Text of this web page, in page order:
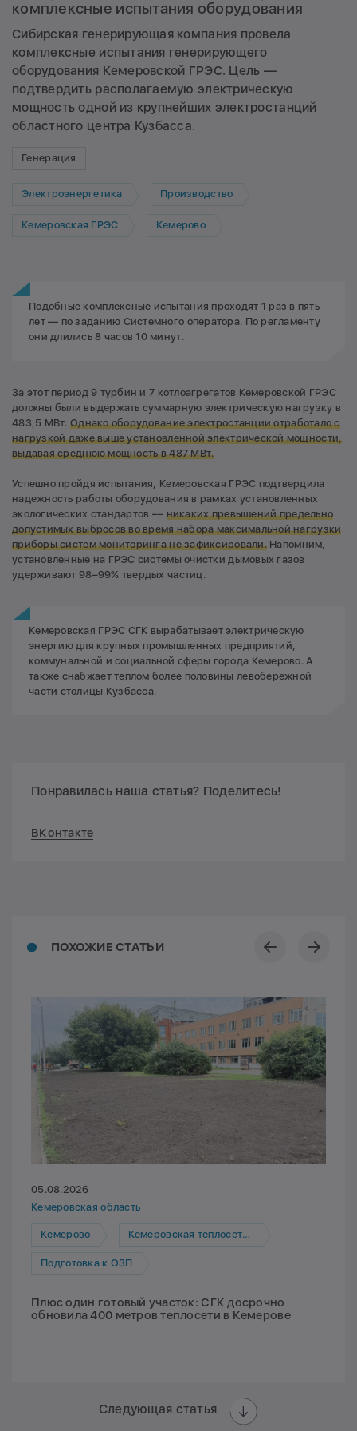
комплексные испытания оборудования
Сибирская генерирующая компания провела
комплексные испытания генерирующего
оборудования Кемеровской ГРЭС. Цель —
подтвердить располагаемую электрическую
мощность одной из крупнейших электростанций
областного центра Кузбасса.
Генерация
Электроэнергетика Производство
Кемеровская ГРЭС Кемерово
Подобные комплексные испытания проходят 1 раз в пять
лет — по заданию Системного оператора. По регламенту
они длились 8 часов 10 минут.
За этот период 9 турбин и 7 котлоагрегатов Кемеровской ГРЭС
должны были выдержать суммарную электрическую нагрузку в
483,5 МВт. Однако оборудование электростанции отработало с
нагрузкой даже выше установленной электрической мощности,
выдавая среднюю мощность в 487 МВт.
Успешно пройдя испытания, Кемеровская ГРЭС подтвердила
надежность работы оборудования в рамках установленных
экологических стандартов –– никаких превышений предельно
допустимых выбросов во время набора максимальной нагрузки
приборы систем мониторинга не зафиксировали.Напомним,
установленные на ГРЭС системы очистки дымовых газов
удерживают 98–99% твердых частиц.
Кемеровская ГРЭС СГК вырабатывает электрическую
энергию для крупных промышленных предприятий,
коммунальной и социальной сферы города Кемерово. А
также снабжает теплом более половины левобережной
части столицы Кузбасса.
Понравилась наша статья? Поделитесь!
ВКонтакте
ПОХОЖИЕ СТАТЬИ
05.08.2026
Кемеровская область
Кемерово Кемеровская теплосетевая компания
Подготовка к ОЗП
Плюс один готовый участок: СГК досрочно
обновила 400 метров теплосети в Кемерове
Следующая статья